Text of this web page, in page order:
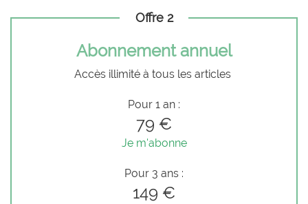
Offre 2
Abonnement annuel
Accès illimité à tous les articles
Pour 1 an :
79 €
Je m'abonne
Pour 3 ans :
149 €